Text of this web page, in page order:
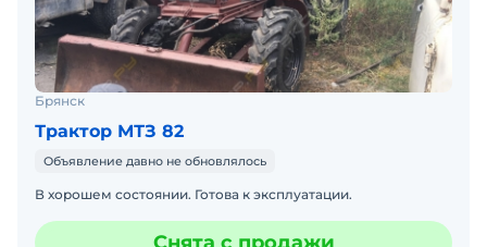
Брянск
Трактор МТЗ 82
Объявление давно не обновлялось
В хорошем состоянии. Готова к эксплуатации.